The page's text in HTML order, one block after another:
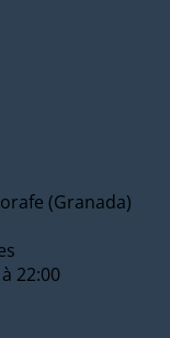
(Granada)
22:00